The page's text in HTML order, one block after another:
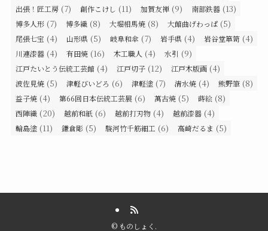
出張！匠工房 (7) 創作こけし (11) 加賀友禅 (9) 南部鉄器 (13)
博多人形 (7) 博多織 (8) 大堀相馬焼 (8) 大館曲げわっぱ (5)
尾張七宝 (4) 山形県 (5) 岐阜和傘 (7) 岩手県 (4) 岩谷堂箪笥 (4)
川連漆器 (4) 有田焼 (16) 木工職人 (4) 水引 (9)
江戸たいとう伝統工芸館 (4) 江戸切子 (12) 江戸木版画 (4)
波佐見焼 (5) 津軽びいどろ (6) 津軽塗 (7) 清水焼 (4) 熊野筆 (8)
益子焼 (4) 第66回日本伝統工芸展 (6) 萬古焼 (5) 蒔絵 (8)
西陣織 (20) 越前和紙 (6) 越前打刃物 (4) 越前漆器 (4)
輪島塗 (11) 鎌倉彫 (5) 駿河竹千筋細工 (6) 高崎だるま (5)
© ものしょく.